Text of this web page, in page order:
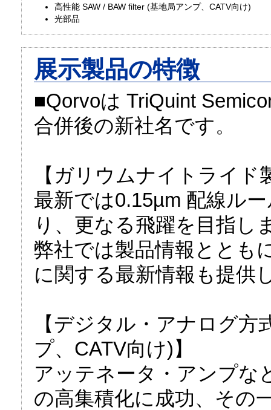
高性能 SAW / BAW filter (基地局アンプ、CATV向け)
光部品
展示製品の特徴
■Qorvoは TriQuint
合併後の新社名です。
【ガリウムナイトライド
最新では0.15µm 配線ル
り、更なる飛躍を目指し
弊社では製品情報ととも
に関する最新情報も提供
【デジタル・アナログ
プ、CATV向け)】
アッテネータ・アンプな
の高集積化に成功、その